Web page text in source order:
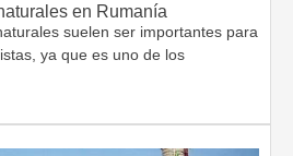
en Rumanía
suelen ser importantes para
ya que es uno de los